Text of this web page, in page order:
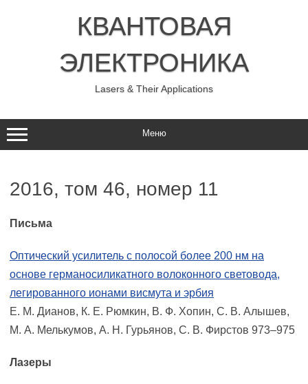
КВАНТОВАЯ
ЭЛЕКТРОНИКА
Lasers & Their Applications
Меню
2016, том 46, номер 11
Письма
Оптический усилитель с полосой более 200 нм на
основе германосиликатного волоконного световода,
легированного ионами висмута и эрбия
Е. М. Дианов, К. Е. Рюмкин, В. Ф. Хопин, С. В. Алышев,
М. А. Мелькумов, А. Н. Гурьянов, С. В. Фирстов 973–975
Лазеры